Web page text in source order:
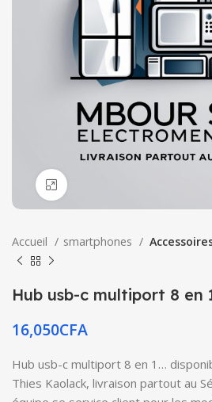
Accueil smartphones
Hub usb-c multiport 8 en
16,050CFA
Hub usb-c multiport 8 en 1…
Thies Kaolack, livraison partout au